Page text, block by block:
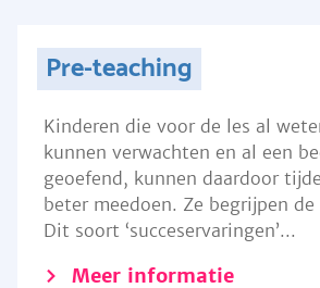
Pre-teaching
Kinderen die voor de les al
kunnen verwachten en al een
geoefend, kunnen daardoor
beter meedoen. Ze begrijpen
Dit soort ‘succeservaringen’...
Meer informatie